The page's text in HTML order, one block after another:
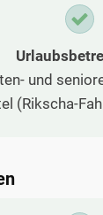
und
(Rikscha-